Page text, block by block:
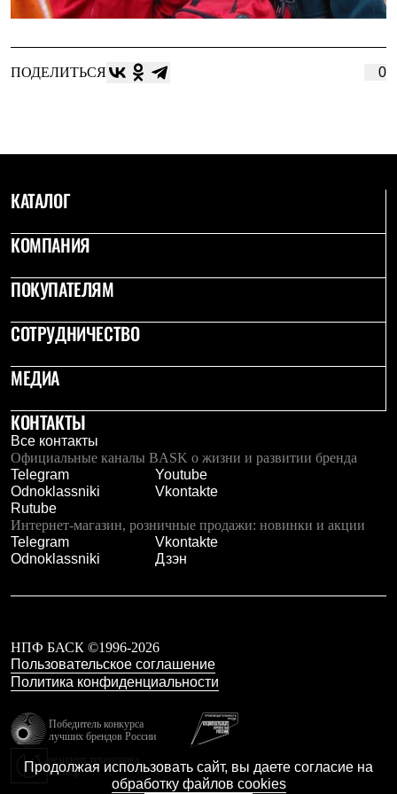
ПОДЕЛИТЬСЯ 0
КАТАЛОГ
КОМПАНИЯ
ПОКУПАТЕЛЯМ
СОТРУДНИЧЕСТВО
МЕДИА
КОНТАКТЫ
Все контакты
Официальные каналы BASK о жизни и развитии бренда
Telegram
Youtube
Odnoklassniki
Vkontakte
Rutube
Интернет-магазин, розничные продажи: новинки и акции
Telegram
Vkontakte
Odnoklassniki
Дзэн
НПФ БАСК ©1996-2026
Пользовательское соглашение
Политика конфиденциальности
Победитель конкурса
лучших брендов России
Калибр
Продолжая использовать сайт, вы даете согласие на
обработку файлов cookies